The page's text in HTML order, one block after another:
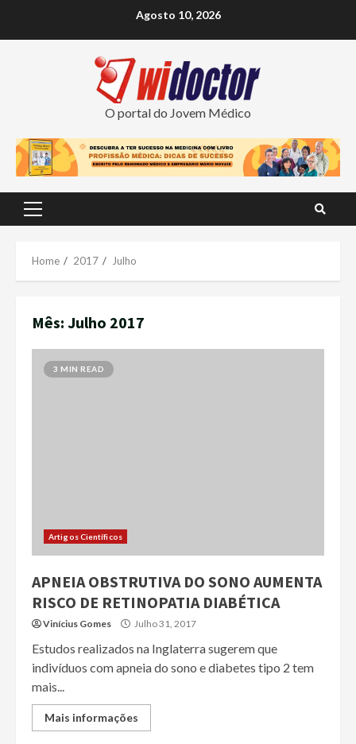
Agosto 10, 2026
O portal do Jovem Médico
Primary
Home 2017 Julho
Mês: Julho 2017
3 MIN READ
Artigos Científicos
APNEIA OBSTRUTIVA DO SONO AUMENTA
RISCO DE RETINOPATIA DIABÉTICA
Vinícius Gomes Julho 31, 2017
Estudos realizados na Inglaterra sugerem que
indivíduos com apneia do sono e diabetes tipo 2 tem
mais...
Mais informações